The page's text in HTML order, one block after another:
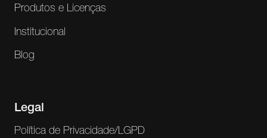
Produtos e Licenças
Institucional
Blog
Legal
Política de Privacidade/LGPD